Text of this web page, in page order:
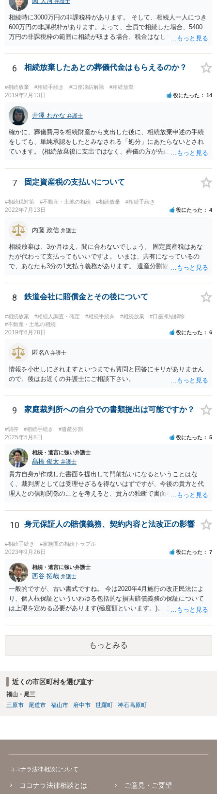
相続時に3000万円の非課税枠があります。 そして、相続人一人につき
600万円の非課税枠があります。よって、全員で相続した場合、5400
万円の非課税枠の範囲に相続が収まる場合、税金はなしです。 一人が
範囲となります。 一般的には、全員で相続する方が税金はお得です。
また、全員で相続しても、話し合いの結果、親がすべて相続と決める
こともできます。この場合でも相続の非課税枠は、全員で相続した540
0万円分使えます。 父が亡くなり、母が全部相続すると、母から三人
で相続する際は、4800万円が非課税枠となります。 そうすると、母が
亡くなってから相続すると、両親のどちらかが亡くなってから相続す
るより非課税の枠が減少します。 計画的に相続をするのがおすすめと
いうことになります。これ以外にも気をつける点はあるかもしれませ
んので、一度相談して想定するのがおすすめと思います。
6 相続放棄したあとの葬儀代金はもらえるのか？
#相続放棄 #相続手続き #口座凍結解除 #相続放棄
2019年2月13日 役にたった 14
井澤 わかな 弁護士
確かに、葬儀費用を相続財産から支出した後に、相続放棄申述の手続
をしても、単純承認をしたとみなされる「処分」にあたらないとされ
ています。 (相続放棄後に支出ではなく、葬儀の方が先に来るのが通常
述の手続ということだと思いますが) ただ、葬儀費用ならいくらでもよ
いということではなく、身分相応の、社会的儀式として当然認められ
る程度の金額に留まると考えた方がよいです。 もし、相続人の皆さん
に葬儀費用を支出する経済力がなく、質素な葬儀を行った費用であれ
ば相続財産から支出しても単純承認と認められない可能性が高いの
7 固定資産税の支払いについて
#相続税対策 #不動産・土地の相続 #相続放棄 #相続手続き
2022年7月13日 役にたった 4
内藤 政信 弁護士
相続放棄は、3か月ゆえ、間に合わないでしょう。 固定資産税はあな
たが代わって支払ってもいいですよ。 いまは、共有になっているの
で、あなたも3分の1支払う義務があります。 遺産分割協議をして、不
払い義務があります。
8 鉄道会社に賠償金とその後について
#相続放棄 #相続人調査・確定 #相続手続き #相続放棄
#口座凍結解除
#不動産・土地の相続
2019年6月28日 役にたった 6
匿名A 弁護士
情報を小出しにされますといつまでも質問と回答にキリがありません
ので、後はお近くの弁護士にご相談下さい。
9 家庭裁判所への自分での書類提出は可能ですか？
#調停 #相続手続き #遺産分割
2025年5月8日 役にたった 5
相続・遺言に強い弁護士
髙橋 俊太 弁護士
貴方自身が作成した書面を提出して門前払いになるということはな
く、裁判所としては受理せざるを得ないはずですが、今後の貴方と代
理人との信頼関係のことを考えると、貴方の独断で書面を提出したり
士が主張書面の提出を渋っているようですが、弁護士として提出の実
益がないと考えている可能性もあると思いますので、そのあたりも含
めて、弁護士見解を確認等するためによく打ち合わせた方がよいと思
います。単に面倒臭いということで書面提出をしないということであ
れば、当該弁護士との委任関係を修了した上で、貴方のほうで書面提
出することを検討なさった方がよいでしょう。
10 身元保証人の賠償義務、契約内容と法改正の影響
#相続手続き #家族間の相続トラブル
2023年9月26日 役にたった 7
相続・遺言に強い弁護士
西谷 拓哉 弁護士
一般的ですが、古い書式ですね。 今は2020年4月施行の改正民法によ
り、個人根保証といういわゆる包括的な損害賠償義務の保証について
は上限を定める必要があります(極度額といいます。)。 この書式にサ
り、会社側は請求できない可能性が高そうです。
もっとみる
近くの市区町村を選び直す
福山・尾三
三原市
尾道市 福山市 府中市 世羅町 神石高原町
ココナラ法律相談について
ココナラ法律相談とは
ご意見・ご要望